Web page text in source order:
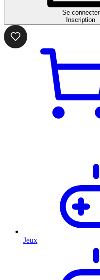
Se connecter
Inscription
Jeux